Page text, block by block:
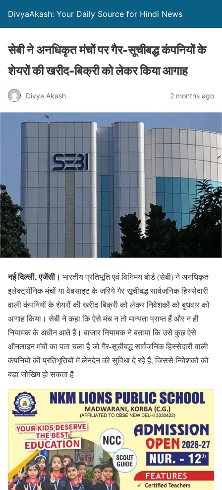
DivyaAkash: Your Daily Source for Hindi News
सेबी ने अनधिकृत मंचों पर गैर-सूचीबद्ध कंपनियों के
शेयरों की खरीद-बिक्री को लेकर किया आगाह
Divya Akash 2 months ago
नई दिल्ली, एजेंसी। भारतीय प्रतिभूति एवं विनिमय बोर्ड (सेबी) ने अनधिकृत
इलेक्ट्रॉनिक मंचों या वेबसाइट के जरिये गैर-सूचीबद्ध सार्वजनिक हिस्सेदारी
वाली कंपनियों के शेयरों की खरीद-बिक्री को लेकर निवेशकों को बुधवार को
आगाह किया। सेबी ने कहा कि ऐसे मंच न तो मान्यता प्राप्त हैं और न ही
नियामक के अधीन आते हैं। बाजार नियामक ने बताया कि उसे कुछ ऐसे
ऑनलाइन मंचों का पता चला है जो गैर-सूचीबद्ध सार्वजनिक हिस्सेदारी वाली
कंपनियों की प्रतिभूतियों में लेनदेन की सुविधा दे रहे हैं, जिससे निवेशकों को
बड़ा जोखिम हो सकता है।